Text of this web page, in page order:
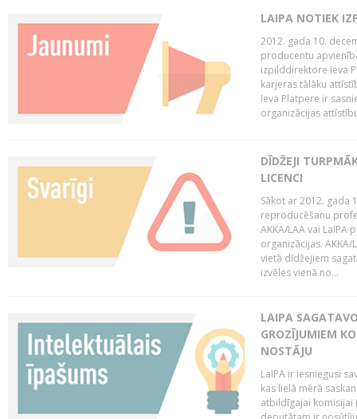
LAIPA NOTIEK
2012. gada 10.
producentu
izpilddirektore Ieva
karjeras tālāku
Ieva Platpere ir
organizācijas
DĪDŽEJI
LICENCI
Sākot ar 2012. gada
reproducēšanu
AKKA/LAA vai LaIPA
organizācijas.
vietā dīdžejiem
izvēles vienā no...
LAIPA
GROZĪJUMIEM
NOSTĀJU
LaIPA ir iesniegusi
kas lielā mērā
atbildīgajai komisijai